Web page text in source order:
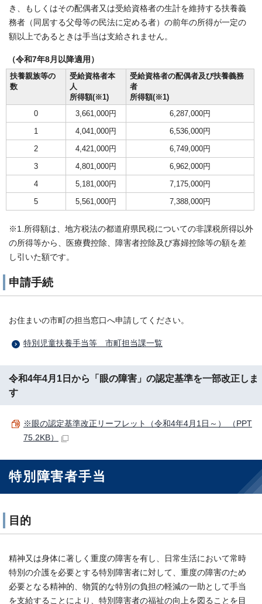
き、もしくはその配偶者又は受給資格者の生計を維持する扶養義
務者（同居する父母等の民法に定める者）の前年の所得が一定の
額以上であるときは手当は支給されません。
（令和7年8月以降適用）
扶養親族等の
数
受給資格者本
人
所得額(※1)
受給資格者の配偶者及び扶養義務
者
所得額(※1)
0
3,661,000円
6,287,000円
1
4,041,000円
6,536,000円
2
4,421,000円
6,749,000円
3
4,801,000円
6,962,000円
4
5,181,000円
7,175,000円
5
5,561,000円 7,388,000円
※1.所得額は、地方税法の都道府県民税についての非課税所得以外
の所得等から、医療費控除、障害者控除及び寡婦控除等の額を差
し引いた額です。
申請手続
お住まいの市町の担当窓口へ申請してください。
特別児童扶養手当等＿市町担当課一覧
令和4年4月1日から「眼の障害」の認定基準を一部改正しま
す
※眼の認定基準改正リーフレット（令和4年4月1日～） （PPT
75.2KB）
特別障害者手当
目的
精神又は身体に著しく重度の障害を有し、日常生活において常時
特別の介護を必要とする特別障害者に対して、重度の障害のため
必要となる精神的、物質的な特別の負担の軽減の一助として手当
を支給することにより、特別障害者の福祉の向上を図ることを目